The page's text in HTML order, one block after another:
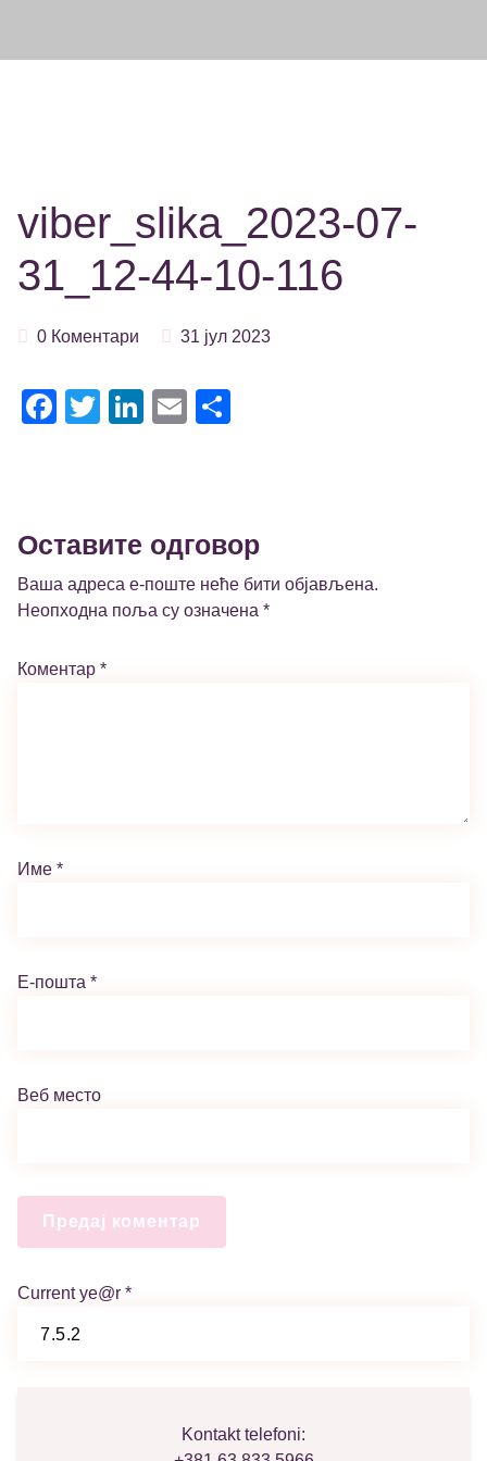
viber_slika_2023-07-
31_12-44-10-116
0 Коментари 31 јул 2023
Facebook
TwitterLinkedIn
Email
Оставите одговор
Ваша адреса е-поште неће бити објављена.
Неопходна поља су означена *
Коментар *
Име *
Е-пошта *
Веб место
Current ye@r *
Kontakt telefoni: